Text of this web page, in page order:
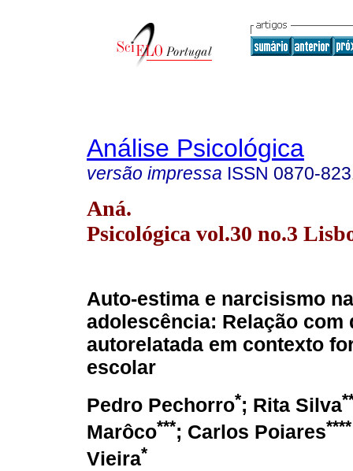
Análise Psicológica
versão impressa ISSN 0870-
Aná.
Psicológica vol.30 no.3
Auto-estima e narcisismo na
adolescência: Relação com
autorelatada em contexto
escolar
Pedro Pechorro*; Rita Silva
Marôco***; Carlos Poiares****
Vieira*